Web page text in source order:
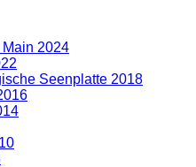
Main 2024
Seenplatte 2018